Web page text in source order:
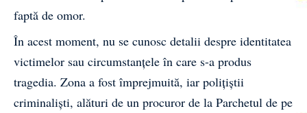
faptă de omor.
În acest moment, nu se cunosc detalii despre identitatea
victimelor sau circumstanțele în care s-a produs
tragedia. Zona a fost împrejmuită, iar polițiștii
criminaliști, alături de un procuror de la Parchetul de pe